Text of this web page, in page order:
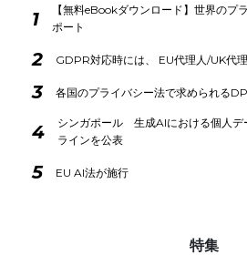
1
【無料eBookダウンロード】世界のプ
ポート
2 GDPR対応時には、 EU代理人/UK代
3 各国のプライバシー法で求められる
4
シンガポール 生成AIにおける個人デ
ラインを公表
5 EU AI法が施行
特集